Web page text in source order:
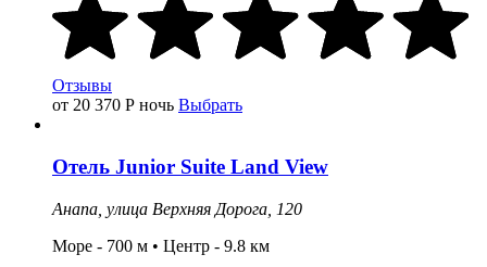
Отзывы
от 20 370 Р ночь Выбрать
Отель Junior Suite Land View
Анапа, улица Верхняя Дорога, 120
Море - 700 м • Центр - 9.8 км